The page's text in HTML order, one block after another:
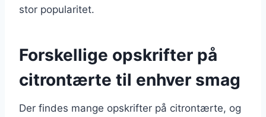
stor popularitet.
Forskellige opskrifter på
citrontærte til enhver smag
Der findes mange opskrifter på citrontærte, og